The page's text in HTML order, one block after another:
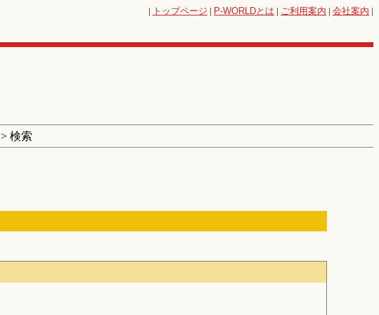
| トップページ | P-WORLDとは | ご利用案内 | 会社案内 |
> 検索